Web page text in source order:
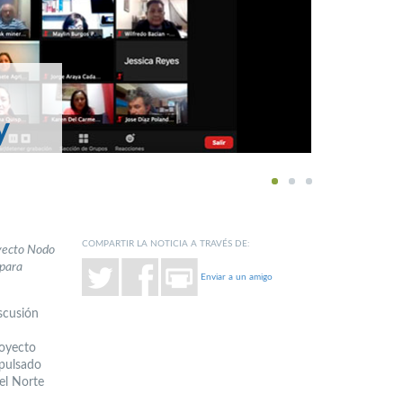
1 2 3
Nodo
Norte
COMPARTIR LA NOTICIA A TRAVÉS DE:
Enviar a un amigo